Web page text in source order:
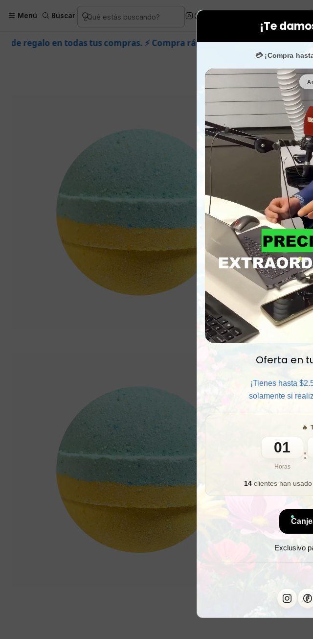
¡Te
💳 ¡Compra
Oferta en
¡Tienes hasta
solamente si
🔥
01
Horas
:
14 clientes han
Exclusivo
Menú Buscar
Dermik Corporal Higiene personal
compras. ⚡ Compra rápido y aprovecha. 💙 +50.000 fans enInstagram